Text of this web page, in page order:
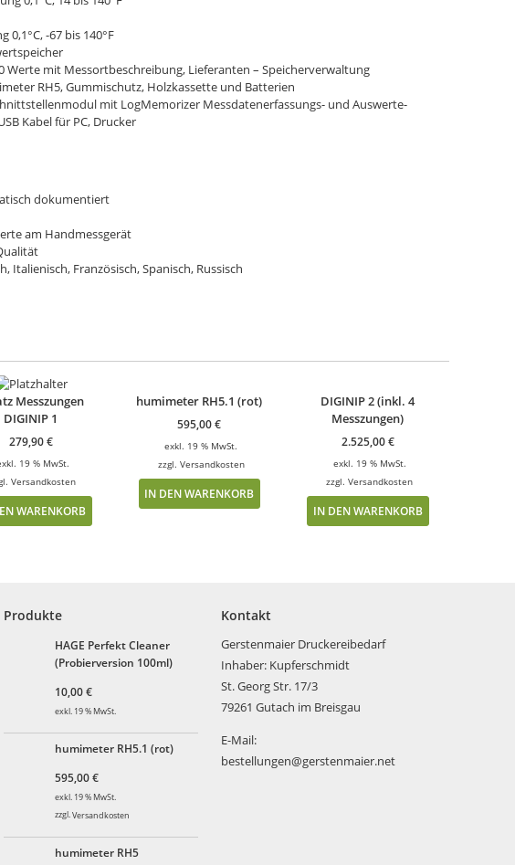
0,1°C, -67 bis 140°F
Werte mit Messortbeschreibung, Lieferanten – Speicherverwaltung
RH5, Gummischutz, Holzkassette und Batterien
mit LogMemorizer Messdatenerfassungs- und Auswerte-
Kabel für PC, Drucker
dokumentiert
am Handmessgerät
Italienisch, Französisch, Spanisch, Russisch
Messzungen
DIGINIP 1
279,90€
19 % MwSt.
Versandkosten
WARENKORB
humimeter RH5.1 (rot)
595,00€
exkl. 19 % MwSt.
zzgl. Versandkosten
IN DEN WARENKORB
DIGINIP 2 (inkl. 4
Messzungen)
2.525,00€
exkl. 19 % MwSt.
zzgl.Versandkosten
IN DEN WARENKORB
Produkte
HAGE Perfekt Cleaner
(Probierversion 100ml)
10,00€
exkl. 19 % MwSt.
humimeter RH5.1 (rot)
595,00€
exkl. 19 % MwSt.
zzgl.Versandkosten
humimeter RH5
Kontakt
Gerstenmaier Druckereibedarf
Inhaber: Kupferschmidt
St. Georg Str. 17/3
79261 Gutach im Breisgau
E-Mail:
bestellungen@gerstenmaier.net